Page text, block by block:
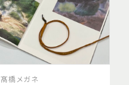
髙橋メガネ